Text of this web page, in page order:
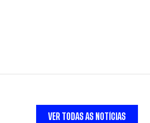
VER TODAS AS NOTÍCIAS